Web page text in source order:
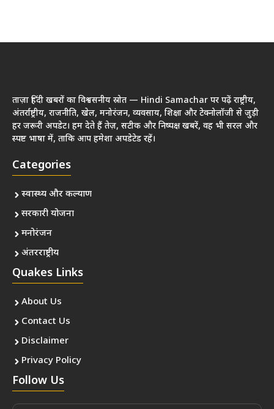
ताज़ा हिंदी खबरों का विश्वसनीय स्रोत — Hindi Samachar पर पढ़ें राष्ट्रीय,
अंतर्राष्ट्रीय, राजनीति, खेल, मनोरंजन, व्यवसाय, शिक्षा और टेक्नोलॉजी से जुड़ी
हर जरूरी अपडेट। हम देते हैं तेज़, सटीक और निष्पक्ष खबरें, वह भी सरल और
स्पष्ट भाषा में, ताकि आप हमेशा अपडेटेड रहें।
Categories
स्वास्थ्य और कल्याण
सरकारी योजना
मनोरंजन
अंतरराष्ट्रीय
Quakes Links
About Us
Contact Us
Disclaimer
Privacy Policy
Follow Us